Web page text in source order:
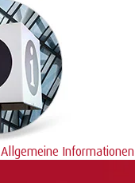
Allgemeine Informationen